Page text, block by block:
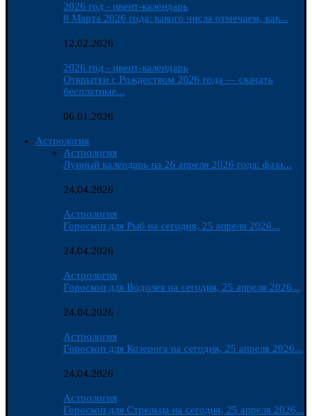
2026 год - ивент-календарь
8 Марта 2026 года: какого числа отмечаем, как...
12.02.2026
2026 год - ивент-календарь
Открытки с Рождеством 2026 года — скачать
бесплатные...
06.01.2026
Астрология
Астрология
Лунный календарь на 26 апреля 2026 года: фаза...
24.04.2026
Астрология
Гороскоп для Рыб на сегодня, 25 апреля 2026...
24.04.2026
Астрология
Гороскоп для Водолея на сегодня, 25 апреля 2026...
24.04.2026
Астрология
Гороскоп для Козерога на сегодня, 25 апреля 2026...
24.04.2026
Астрология
Гороскоп для Стрельца на сегодня, 25 апреля 2026...